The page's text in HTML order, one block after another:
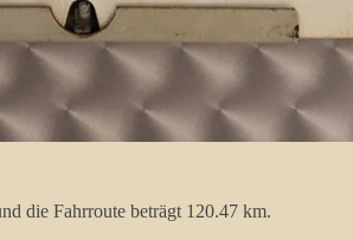
die Fahrroute beträgt 120.47 km.